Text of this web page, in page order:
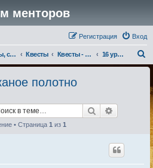
менторов
Вход
Регистрация
Квесты, события, репутации Квесты Квесты - Магмары 16 уровень
о
полотно
Поиск
• Страница 1 из 1